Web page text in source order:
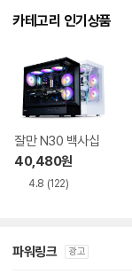
카테고리 인기상품
잘만 N30 백사십
40,480원
4.8 (122)
파워링크 광고